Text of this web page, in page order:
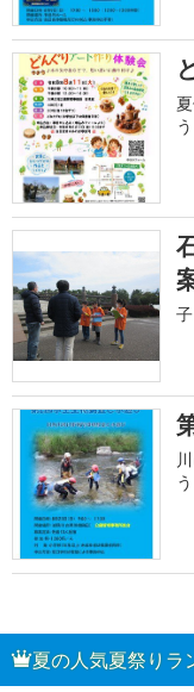
夏の人気夏祭りラ